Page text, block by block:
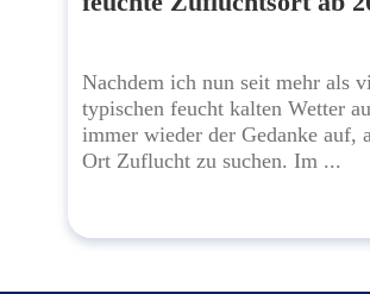
Nachdem ich nun seit mehr als
typischen feucht kalten Wetter
immer wieder der Gedanke auf,
Ort Zuflucht zu suchen. Im ...